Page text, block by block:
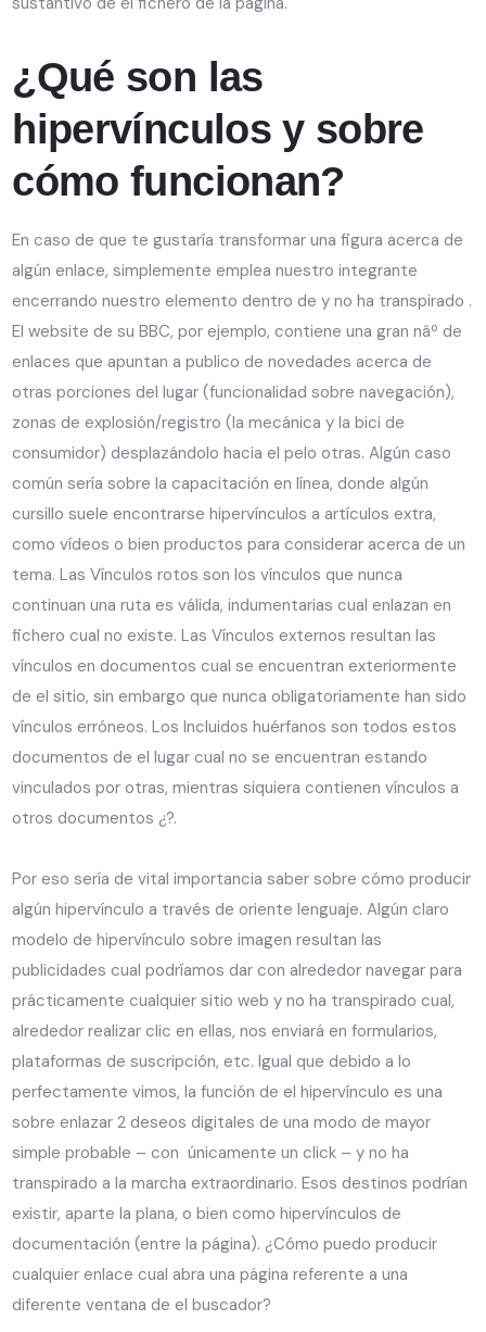
¿Qué son las
hipervínculos y sobre
cómo funcionan?
En caso de que te gustaría transformar una figura acerca de
algún enlace, simplemente emplea nuestro integrante
encerrando nuestro elemento dentro de y no ha transpirado .
El website de su BBC, por ejemplo, contiene una gran nâº de
enlaces que apuntan a publico de novedades acerca de
otras porciones del lugar (funcionalidad sobre navegación),
zonas de explosión/registro (la mecánica y la bici de
consumidor) desplazándolo hacia el pelo otras. Algún caso
común serí­a sobre la capacitación en línea, donde algún
cursillo suele encontrarse hipervínculos a artículos extra,
como vídeos o bien productos para considerar acerca de un
tema. Las Vínculos rotos son los vínculos que nunca
continuan una ruta es válida, indumentarias cual enlazan en
fichero cual no existe. Las Vínculos externos resultan las
vínculos en documentos cual se encuentran exteriormente
de el sitio, sin embargo que nunca obligatoriamente han sido
vínculos erróneos. Los Incluidos huérfanos son todos estos
documentos de el lugar cual no se encuentran estando
vinculados por otras, mientras siquiera contienen vínculos a
otros documentos ¿?.
Por eso serí­a de vital importancia saber sobre cómo producir
algún hipervínculo a través de oriente lenguaje. Algún claro
modelo de hipervínculo sobre imagen resultan las
publicidades cual podrí­amos dar con alrededor navegar para
prácticamente cualquier sitio web y no ha transpirado cual,
alrededor realizar clic en ellas, nos enviará en formularios,
plataformas de suscripción, etc. Igual que debido a lo
perfectamente vimos, la función de el hipervínculo es una
sobre enlazar 2 deseos digitales de una modo de mayor
simple probable – con únicamente un click – y no ha
transpirado a la marcha extraordinario. Esos destinos podrían
existir, aparte la plana, o bien como hipervínculos de
documentación (entre la página). ¿Cómo puedo producir
cualquier enlace cual abra una página referente a una
diferente ventana de el buscador?